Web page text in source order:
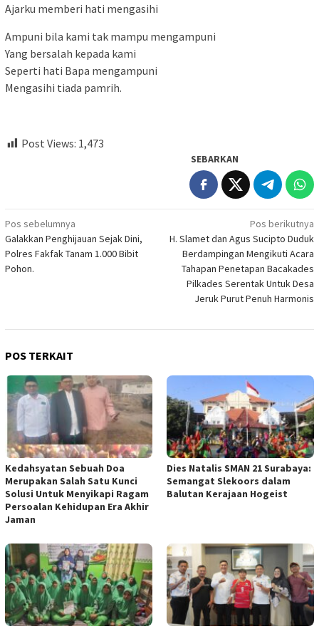
Ajarku memberi hati mengasihi
Ampuni bila kami tak mampu mengampuni
Yang bersalah kepada kami
Seperti hati Bapa mengampuni
Mengasihi tiada pamrih.
Post Views: 1,473
SEBARKAN
Navigasi
pos
Pos sebelumnya
Galakkan Penghijauan Sejak Dini,
Polres Fakfak Tanam 1.000 Bibit
Pohon.
Pos berikutnya
H. Slamet dan Agus Sucipto Duduk
Berdampingan Mengikuti Acara
Tahapan Penetapan Bacakades
Pilkades Serentak Untuk Desa
Jeruk Purut Penuh Harmonis
POS TERKAIT
Kedahsyatan Sebuah Doa
Merupakan Salah Satu Kunci
Solusi Untuk Menyikapi Ragam
Persoalan Kehidupan Era Akhir
Jaman
Dies Natalis SMAN 21 Surabaya:
Semangat Slekoors dalam
Balutan Kerajaan Hogeist